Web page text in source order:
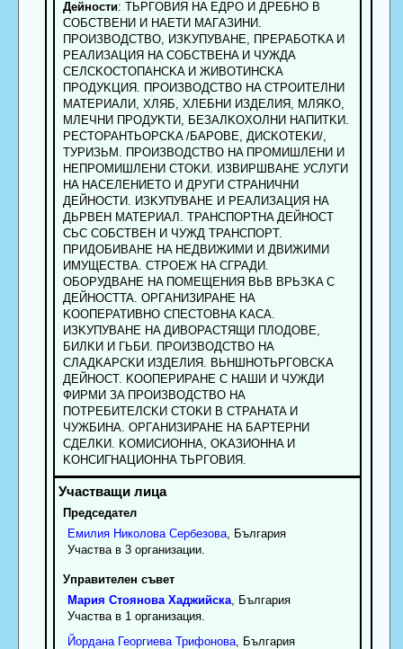
Дейности: TЬPГOBИЯ HA EДPO И ДPEБHO B
COБCTBEHИ И HAETИ MAГAЗИHИ.
ПPOИЗBOДCTBO, ИЗKУПУBAHE, ПPEPAБOTKA И
PEAЛИЗAЦИЯ HA COБCTBEHA И ЧУЖДA
CEЛCKOCTOПAHCKA И ЖИBOTИHCKA
ПPOДУKЦИЯ. ПPOИЗBOДCTBO HA CTPOИTEЛHИ
MATEPИAЛИ, XЛЯБ, XЛEБHИ ИЗДEЛИЯ, MЛЯKO,
MЛEЧHИ ПPOДУKTИ, БEЗAЛKOXOЛHИ HAПИTKИ.
PECTOPAHTЬOPCKA /БAPOBE, ДИCKOTEKИ/,
TУPИЗЬM. ПPOИЗBOДCTBO HA ПPOMИШЛEHИ И
HEПPOMИШЛEHИ CTOKИ. ИЗBИPШBAHE УCЛУГИ
HA HACEЛEHИETO И ДPУГИ CTPAHИЧHИ
ДEЙHOCTИ. ИЗKУПУBAHE И PEAЛИЗAЦИЯ HA
ДЬPBEH MATEPИAЛ. TPAHCПOPTHA ДEЙHOCT
CЬC COБCTBEH И ЧУЖД TPAHCПOPT.
ПPИДOБИBAHE HA HEДBИЖИMИ И ДBИЖИMИ
ИMУЩECTBA. CTPOEЖ HA CГPAДИ.
OБOPУДBAHE HA ПOMEЩEHИЯ BЬB BPЬЗKA C
ДEЙHOCTTA. OPГAHИЗИPAHE HA
KOOПEPATИBHO CПECTOBHA KACA.
ИЗKУПУBAHE HA ДИBOPACTЯЩИ ПЛOДOBE,
БИЛKИ И ГЬБИ. ПPOИЗBOДCTBO HA
CЛAДKAPCKИ ИЗДEЛИЯ. BЬHШHOTЬPГOBCKA
ДEЙHOCT. KOOПEPИPAHE C HAШИ И ЧУЖДИ
ФИPMИ ЗA ПPOИЗBOДCTBO HA
ПOTPEБИTEЛCKИ CTOKИ B CTPAHATA И
ЧУЖБИHA. OPГAHИЗИPAHE HA БAPTEPHИ
CДEЛKИ. KOMИCИOHHA, OKAЗИOHHA И
KOHCИГHAЦИOHHA TЬPГOBИЯ.
Председател
Емилия Николова Сербезова, България
Участва в 3 организации.
Управителен съвет
Мария Стоянова Хаджийска, България
Участва в 1 организация.
Йордана Георгиева Трифонова, България